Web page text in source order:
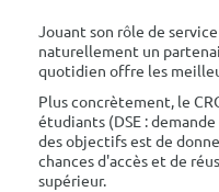
Jouant son rôle de
naturellement un
quotidien offre les
Plus concrètement, le
étudiants (DSE :
des objectifs est de
chances d'accès et de
supérieur.